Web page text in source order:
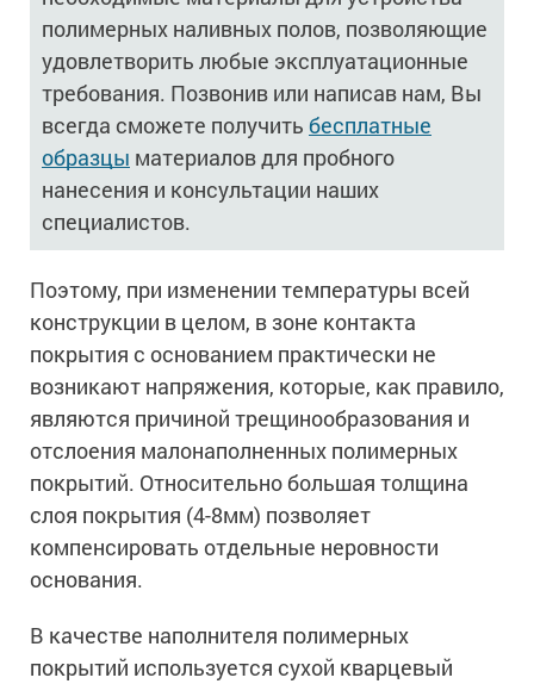
полимерных наливных полов, позволяющие
удовлетворить любые эксплуатационные
требования. Позвонив или написав нам, Вы
всегда сможете получить бесплатные
образцы материалов для пробного
нанесения и консультации наших
специалистов.
Поэтому, при изменении температуры всей
конструкции в целом, в зоне контакта
покрытия с основанием практически не
возникают напряжения, которые, как правило,
являются причиной трещинообразования и
отслоения малонаполненных полимерных
покрытий. Относительно большая толщина
слоя покрытия (4-8мм) позволяет
компенсировать отдельные неровности
основания.
В качестве наполнителя полимерных
покрытий используется сухой кварцевый